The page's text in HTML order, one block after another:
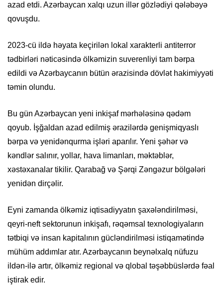
azad etdi. Azərbaycan xalqı uzun illər gözlədiyi qələbəyə
qovuşdu.
2023-cü ildə həyata keçirilən lokal xarakterli antiterror
tədbirləri nəticəsində ölkəmizin suverenliyi tam bərpa
edildi və Azərbaycanın bütün ərazisində dövlət hakimiyyəti
təmin olundu.
Bu gün Azərbaycan yeni inkişaf mərhələsinə qədəm
qoyub. İşğaldan azad edilmiş ərazilərdə genişmiqyaslı
bərpa və yenidənqurma işləri aparılır. Yeni şəhər və
kəndlər salınır, yollar, hava limanları, məktəblər,
xəstəxanalar tikilir. Qarabağ və Şərqi Zəngəzur bölgələri
yenidən dirçəlir.
Eyni zamanda ölkəmiz iqtisadiyyatın şaxələndirilməsi,
qeyri-neft sektorunun inkişafı, rəqəmsal texnologiyaların
tətbiqi və insan kapitalının gücləndirilməsi istiqamətində
mühüm addımlar atır. Azərbaycanın beynəlxalq nüfuzu
ildən-ilə artır, ölkəmiz regional və qlobal təşəbbüslərdə fəal
iştirak edir.